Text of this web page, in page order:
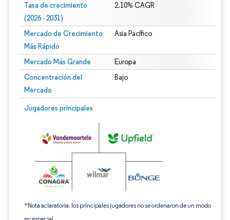
Tasa de crecimiento
(2026 - 2031)
2.10% CAGR
Mercado de Crecimiento
Más Rápido
Asia Pacífico
Mercado Más Grande Europa
Concentración del
Mercado
Bajo
Jugadores principales
*Nota aclaratoria: los principales jugadores no se ordenaron de un modo
Imagen © Mordor Intelligence. El uso requiere atribución según CC BY 4.0.